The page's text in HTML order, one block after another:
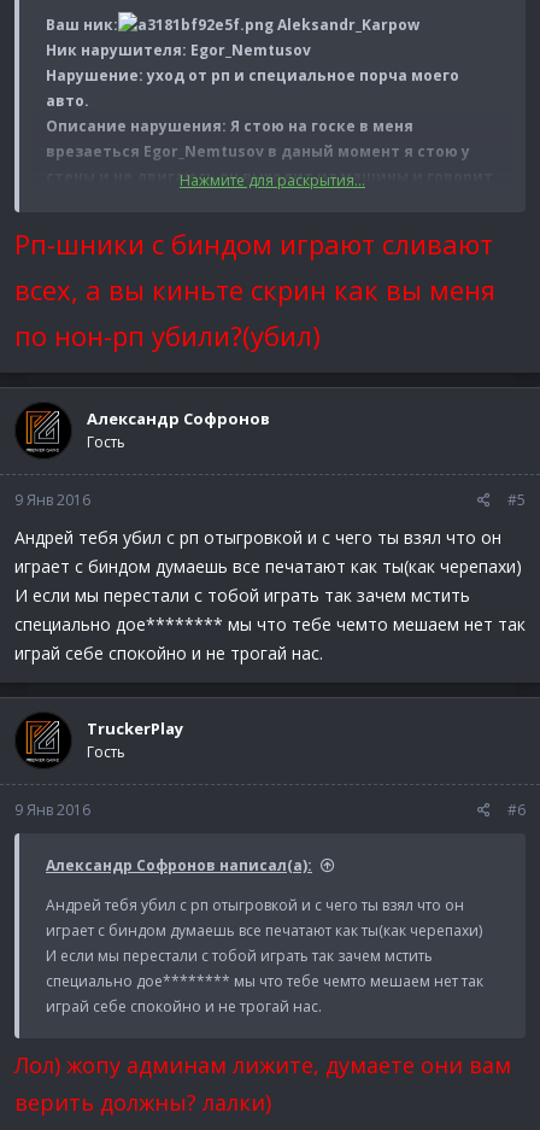
Ваш ник:
Aleksandr_Karpow
Ник нарушителя: Egor_Nemtusov
Нарушение: уход от рп и специальное порча моего
авто.
Описание нарушения: Я стою на госке в меня
врезаеться Egor_Nemtusov в даный момент я стою у
стены и не двигаюсь он выходит из машины и говорит
спрашиваю "ты чо борзый?" и выхожу из авто начинаю
отнимались хп и так несколько раз после он начинает
меня бить по НОН-РП и убивает меня а также он мне
шепнул чтоб я узжал тип чтобы влипить мне уход от
рп.
Спойлер:Доказательства Нарушения
P.S: выложил жб место друга.
Нажмите для раскрытия...
Рп-шники с биндом играют сливают
всех, а вы киньте скрин как вы меня
по нон-рп убили?(убил)
Александр Cофронов
Гость
9 Янв 2016 #5
Андрей тебя убил с рп отыгровкой и с чего ты взял что он
играет с биндом думаешь все печатают как ты(как черепахи)
И если мы перестали с тобой играть так зачем мстить
специально дое******** мы что тебе чемто мешаем нет так
играй себе спокойно и не трогай нас.
TruckerPlay
Гость
9 Янв 2016 #6
Александр Cофронов написал(а):
Андрей тебя убил с рп отыгровкой и с чего ты взял что он
играет с биндом думаешь все печатают как ты(как черепахи)
И если мы перестали с тобой играть так зачем мстить
специально дое******** мы что тебе чемто мешаем нет так
играй себе спокойно и не трогай нас.
Лол) жопу админам лижите, думаете они вам
верить должны? лалки)